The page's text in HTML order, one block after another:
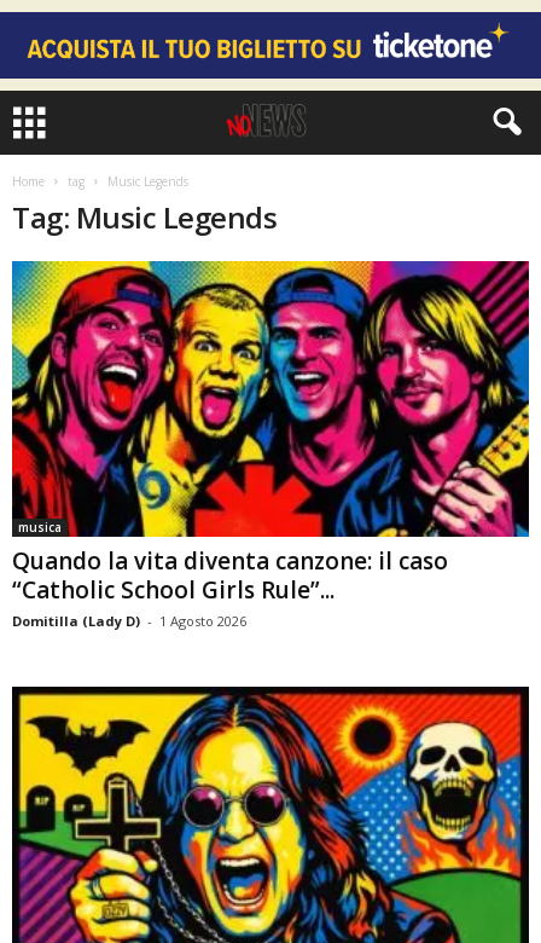
Home tag Music Legends
Tag: Music Legends
musica
Quando la vita diventa canzone: il caso
“Catholic School Girls Rule”...
Domitilla (Lady D) - 1 Agosto 2026